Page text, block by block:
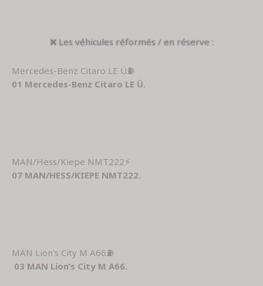
❌ Les véhicules réformés / en réserve :
Mercedes-Benz Citaro LE Ü⛽
01 Mercedes-Benz Citaro LE Ü.
MAN/Hess/Kiepe NMT222⚡
07 MAN/HESS/KIEPE NMT222.
MAN Lion's City M A66⛽
03 MAN Lion’s City M A66.